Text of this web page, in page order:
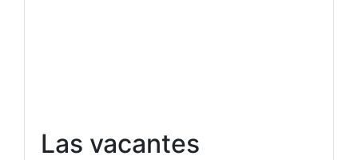
Las vacantes